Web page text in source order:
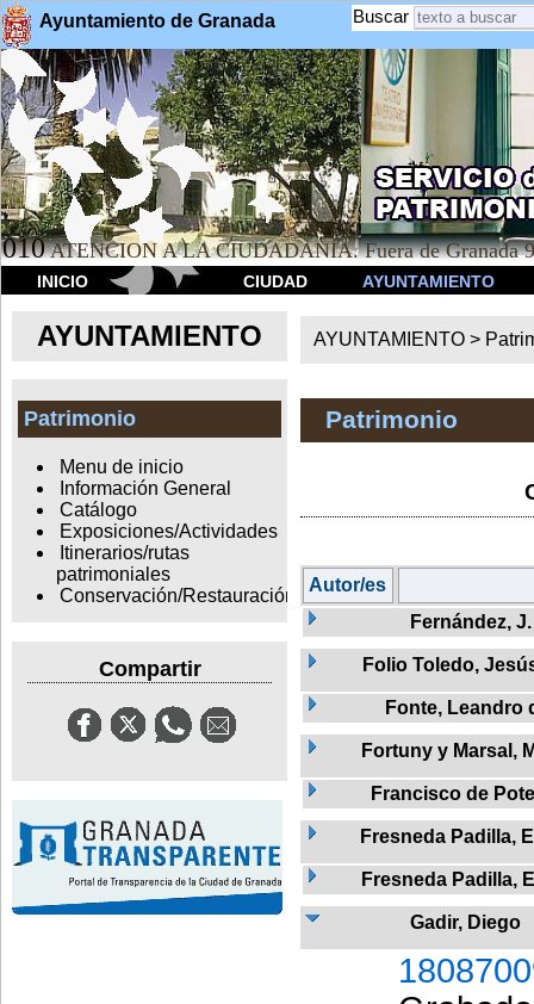
Ayuntamiento de Granada Buscar
010 ATENCION A LA CIUDADANÍA. Fuera de Granada
INICIO CIUDAD AYUNTAMIENTO
AYUNTAMIENTO
Patrimonio
Menu de inicio
Información General
Catálogo
Exposiciones/Actividades
Itinerarios/rutas
patrimoniales
Conservación/Restauración
Compartir
AYUNTAMIENTO >
Patrimonio
Autor/es
Fernández, J.
Folio Toledo,
Fonte, Leandro
Fortuny y Marsal,
Francisco de
Fresneda Padilla,
Fresneda Padilla,
Gadir, Diego